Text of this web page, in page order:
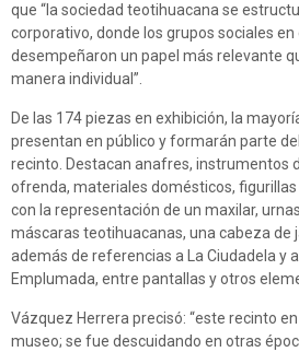
que “la sociedad teotihuacana se
corporativo, donde los grupos sociales en
desempeñaron un papel más relevante
manera individual”.
De las 174 piezas en exhibición, la
presentan en público y formarán parte
recinto. Destacan anafres, instrumentos
ofrenda, materiales domésticos,
con la representación de un maxilar,
máscaras teotihuacanas, una cabeza de
además de referencias a La Ciudadela y
Emplumada, entre pantallas y otros
Vázquez Herrera precisó: “este recinto
museo; se fue descuidando en otras